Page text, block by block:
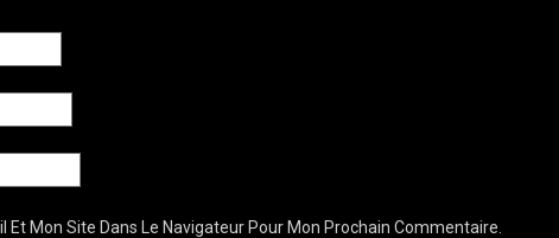
Et Mon Site Dans Le Navigateur Pour Mon Prochain Commentaire.